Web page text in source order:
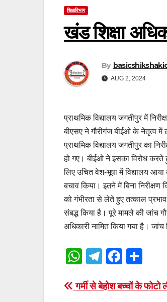
शिक्षाविभाग
खंड शिक्षा
By
AUG 2, 2024
प्राथमिक विद्यालय जगतीपुर में
बीएसए ने गौरीगंज बीईओ के नेतृत्व में
प्राथमिक विद्यालय जगतीपुर का
हो गए। बीईओ ने इसका विरोध करते
लिए उचित वेश-भूषा में विद्यालय
बचाव किया। इतने में बिना
को गंभीरता से लेते हुए तत्काल
संबद्ध किया है। पूरे मामले की जांच
अधिकारी नामित किया गया है। जांच
W
at
T
e
F
c
ar
Post
गर्मी से बेहोश बच्चों के फोटो